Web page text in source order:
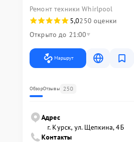
Ремонт техники Whirlpool
5,0250 оценки
Открыто до 21:00
Маршрут
ОбзорОтзывы 250
Адрес
г. Курск, ул. Щепкина, 4Б
Контакты